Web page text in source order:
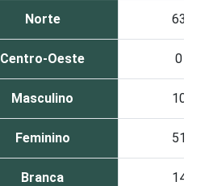
Norte 63
Centro-Oeste 0
Masculino 10
Feminino 51
Branca 14